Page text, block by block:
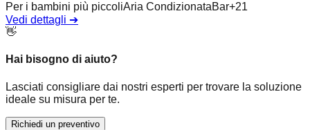
Per i bambini più piccoliAria CondizionataBar+21
Vedi dettagli ➔
👋
Hai bisogno di aiuto?
Lasciati consigliare dai nostri esperti per trovare la soluzione
ideale su misura per te.
Richiedi un preventivo